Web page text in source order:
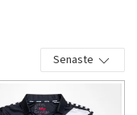
and styles to
Senaste